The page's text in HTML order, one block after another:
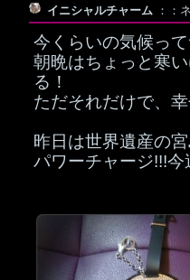
イニシャルチャーム ：：
今くらいの気候っ
朝晩はちょっと寒
る！
ただそれだけで、
昨日は世界遺産の
パワーチャージ!!!